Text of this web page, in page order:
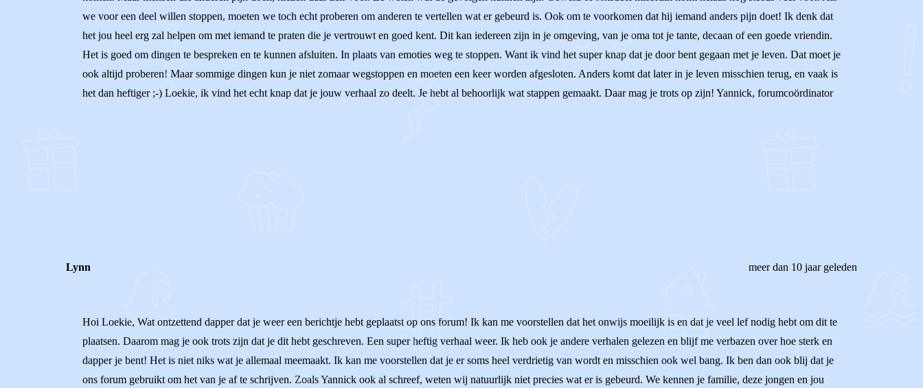
we voor een deel willen stoppen, moeten we toch echt proberen om anderen te vertellen wat er gebeurd is. Ook om te voorkomen dat hij iemand anders pijn doet! Ik denk dat
het jou heel erg zal helpen om met iemand te praten die je vertrouwt en goed kent. Dit kan iedereen zijn in je omgeving, van je oma tot je tante, decaan of een goede vriendin.
Het is goed om dingen te bespreken en te kunnen afsluiten. In plaats van emoties weg te stoppen. Want ik vind het super knap dat je door bent gegaan met je leven. Dat moet je
ook altijd proberen! Maar sommige dingen kun je niet zomaar wegstoppen en moeten een keer worden afgesloten. Anders komt dat later in je leven misschien terug, en vaak is
het dan heftiger ;-) Loekie, ik vind het echt knap dat je jouw verhaal zo deelt. Je hebt al behoorlijk wat stappen gemaakt. Daar mag je trots op zijn! Yannick, forumcoördinator
Lynn meer dan 10 jaar geleden
Hoi Loekie, Wat ontzettend dapper dat je weer een berichtje hebt geplaatst op ons forum! Ik kan me voorstellen dat het onwijs moeilijk is en dat je veel lef nodig hebt om dit te
plaatsen. Daarom mag je ook trots zijn dat je dit hebt geschreven. Een super heftig verhaal weer. Ik heb ook je andere verhalen gelezen en blijf me verbazen over hoe sterk en
dapper je bent! Het is niet niks wat je allemaal meemaakt. Ik kan me voorstellen dat je er soms heel verdrietig van wordt en misschien ook wel bang. Ik ben dan ook blij dat je
ons forum gebruikt om het van je af te schrijven. Zoals Yannick ook al schreef, weten wij natuurlijk niet precies wat er is gebeurd. We kennen je familie, deze jongen en jou